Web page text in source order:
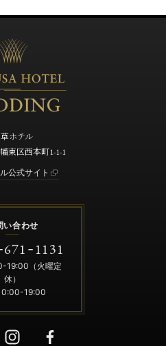
ホテル
東区西本町1-1-1
公式サイト
い合わせ
671 -1131
19:00（火曜定
休）
19:00